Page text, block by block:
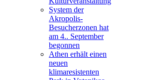
System der
Akropolis-
Besucherzonen hat
am 4.. September
begonnen
Athen erhält einen
neuen
klimaresistenten